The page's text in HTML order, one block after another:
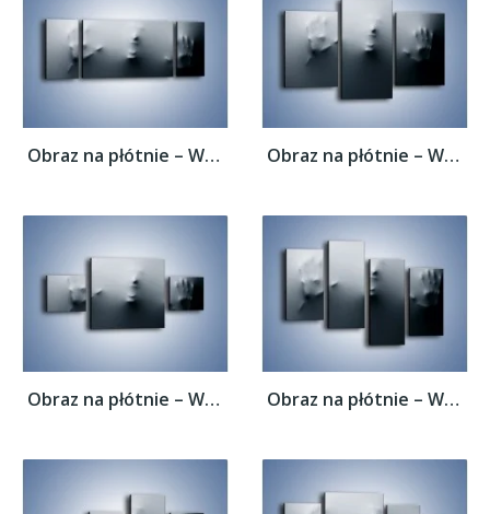
Obraz na płótnie – Wołanie o pomoc –... Obraz na płótnie – Wołanie o pomoc –...
Obraz na płótnie – Wołanie o pomoc –... Obraz na płótnie – Wołanie o pomoc –...